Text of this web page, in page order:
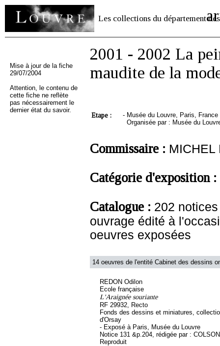
Les collections du département des
Mise à jour de la fiche
29/07/2004
Attention, le contenu de
cette fiche ne reflète
pas nécessairement le
dernier état du savoir.
2001 - 2002 La
maudite de la
Etape : - Musée du Louvre, Paris,
Organisée par : Musée du
Commissaire : MICHEL
Catégorie d'exposition :
Catalogue : 202
ouvrage édité à
oeuvres exposées
14 oeuvres de l'entité Cabinet des dessins
REDON Odilon
Ecole française
L'Araignée souriante
RF 29932, Recto
Fonds des dessins et miniatures,
d'Orsay
- Exposé à Paris, Musée du Louvre
Notice 131 &p.204, rédigée par :
Reproduit